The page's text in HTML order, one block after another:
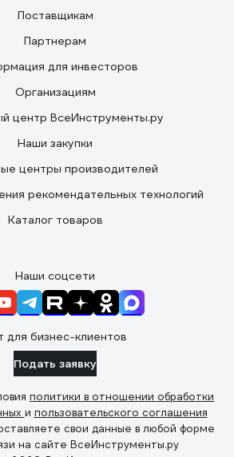
Поставщикам
Партнерам
для инвесторов
Организациям
центр ВсеИнструменты.ру
Наши закупки
центры производителей
рекомендательных технологий
Каталог товаров
Наши соцсети
для бизнес-клиентов
Подать заявку
политики в отношении обработки
и пользовательского соглашения
свои данные в любой форме
на сайте ВсеИнструменты.ру